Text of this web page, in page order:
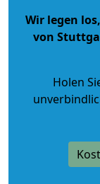
Wir legen
von
Holen